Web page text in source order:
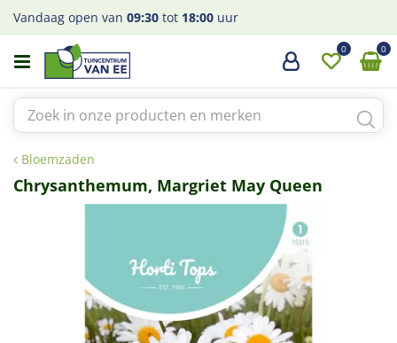
a
Bloemzaden
Vandaag open van 09:30 tot 18:00 uur
Chrysanthemum, Margriet May Queen